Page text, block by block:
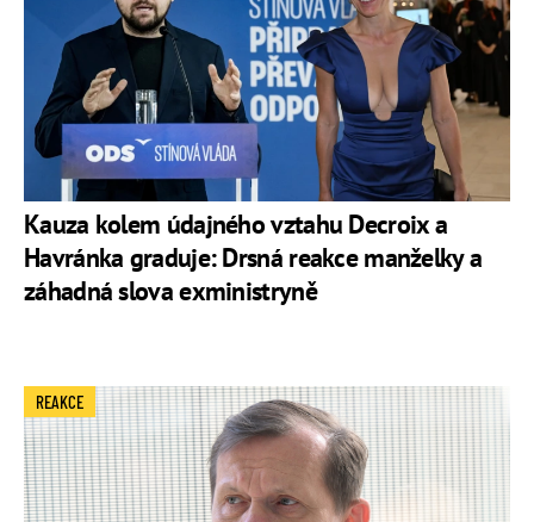
Kauza kolem údajného vztahu Decroix a
Havránka graduje: Drsná reakce manželky a
záhadná slova exministryně
REAKCE